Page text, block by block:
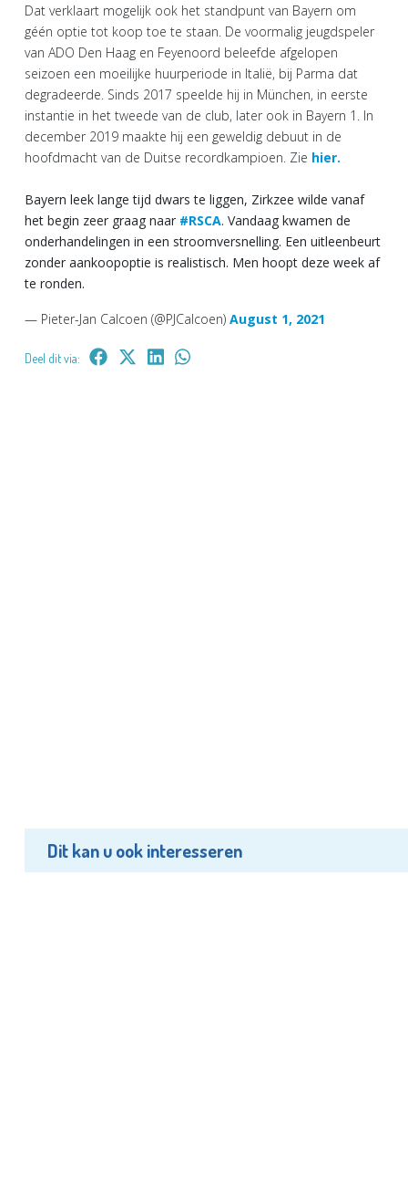
Dat verklaart mogelijk ook het standpunt van Bayern om
géén optie tot koop toe te staan. De voormalig jeugdspeler
van ADO Den Haag en Feyenoord beleefde afgelopen
seizoen een moeilijke huurperiode in Italië, bij Parma dat
degradeerde. Sinds 2017 speelde hij in München, in eerste
instantie in het tweede van de club, later ook in Bayern 1. In
december 2019 maakte hij een geweldig debuut in de
hoofdmacht van de Duitse recordkampioen. Zie hier.
Bayern leek lange tijd dwars te liggen, Zirkzee wilde vanaf
het begin zeer graag naar #RSCA. Vandaag kwamen de
onderhandelingen in een stroomversnelling. Een uitleenbeurt
zonder aankoopoptie is realistisch. Men hoopt deze week af
te ronden.
— Pieter-Jan Calcoen (@PJCalcoen) August 1, 2021
Deel dit via:
Dit kan u ook interesseren